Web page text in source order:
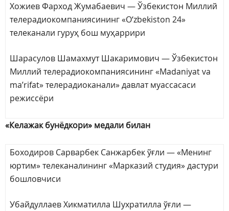
Хожиев Фарход Жумабаевич — Ўзбекистон Миллий
телерадиокомпаниясининг «O‘zbekiston 24»
телеканали гуруҳ бош муҳаррири
Шарасулов Шамахмут Шакаримович — Ўзбекистон
Миллий телерадиокомпаниясининг «Madaniyat va
ma’rifat» телерадиоканали» давлат муассасаси
режиссёри
«Келажак бунёдкори» медали билан
Боходиров Сарварбек Санжарбек ўғли — «Менинг
юртим» телеканалининг «Марказий студия» дастури
бошловчиси
Убайдуллаев Хикматилла Шухратилла ўғли —